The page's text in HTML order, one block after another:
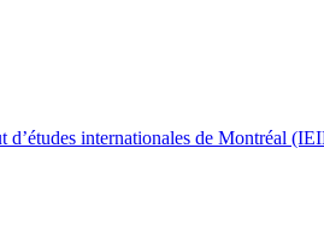
d’études internationales de Montréal